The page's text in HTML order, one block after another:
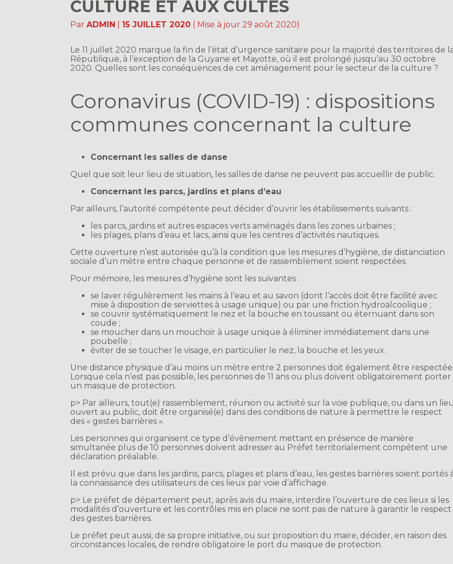
CULTURE ET AUX CULTES
ParADMIN 15 JUILLET 2020 ( Mise à jour 29 août 2020)
Le 11 juillet 2020 marque la fin de l’état d’urgence sanitaire pour la majorité des territoires de
République, à l’exception de la Guyane et Mayotte, où il est prolongé jusqu’au 30 octobre
2020. Quelles sont les conséquences de cet aménagement pour le secteur de la culture ?
Coronavirus (COVID-19) : dispositions
communes concernant la culture
Concernant les salles de danse
Quel que soit leur lieu de situation, les salles de danse ne peuvent pas accueillir de public.
Concernant les parcs, jardins et plans d’eau
Par ailleurs, l’autorité compétente peut décider d’ouvrir les établissements suivants :
les parcs, jardins et autres espaces verts aménagés dans les zones urbaines ;
les plages, plans d’eau et lacs, ainsi que les centres d’activités nautiques.
Cette ouverture n’est autorisée qu’à la condition que les mesures d’hygiène, de distanciation
sociale d’un mètre entre chaque personne et de rassemblement soient respectées.
Pour mémoire, les mesures d’hygiène sont les suivantes :
se laver régulièrement les mains à l’eau et au savon (dont l’accès doit être facilité avec
mise à disposition de serviettes à usage unique) ou par une friction hydroalcoolique ;
se couvrir systématiquement le nez et la bouche en toussant ou éternuant dans son
coude ;
se moucher dans un mouchoir à usage unique à éliminer immédiatement dans une
poubelle ;
éviter de se toucher le visage, en particulier le nez, la bouche et les yeux.
Une distance physique d’au moins un mètre entre 2 personnes doit également être
Lorsque cela n’est pas possible, les personnes de 11 ans ou plus doivent obligatoirement porter
un masque de protection.
p> Par ailleurs, tout(e) rassemblement, réunion ou activité sur la voie publique, ou dans un
ouvert au public, doit être organisé(e) dans des conditions de nature à permettre le respect
des « gestes barrières ».
Les personnes qui organisent ce type d’évènement mettant en présence de manière
simultanée plus de 10 personnes doivent adresser au Préfet territorialement compétent une
déclaration préalable.
Il est prévu que dans les jardins, parcs, plages et plans d’eau, les gestes barrières soient portés
la connaissance des utilisateurs de ces lieux par voie d’affichage.
p> Le préfet de département peut, après avis du maire, interdire l’ouverture de ces lieux si les
modalités d’ouverture et les contrôles mis en place ne sont pas de nature à garantir le respect
des gestes barrières.
Le préfet peut aussi, de sa propre initiative, ou sur proposition du maire, décider, en raison des
circonstances locales, de rendre obligatoire le port du masque de protection.